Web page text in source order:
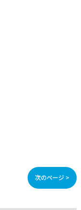
次のページ >